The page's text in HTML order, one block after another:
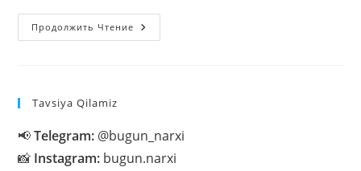
Продолжить Чтение Qora
Bozordagi
Tavsiya Qilamiz
📢Telegram: @bugun_narxi
📸 Instagram: bugun.narxi